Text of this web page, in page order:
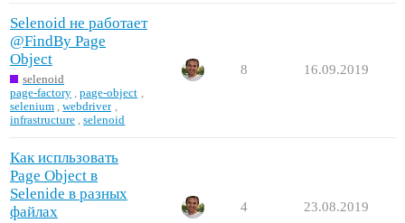
Selenoid не работает
@FindBy Page
Object
selenoid
page-factory ,page-object
selenium ,webdriver
infrastructure ,selenoid
8 16.09.2019
Как испльзовать
Page Object в
Selenide в разных
файлах
4 23.08.2019